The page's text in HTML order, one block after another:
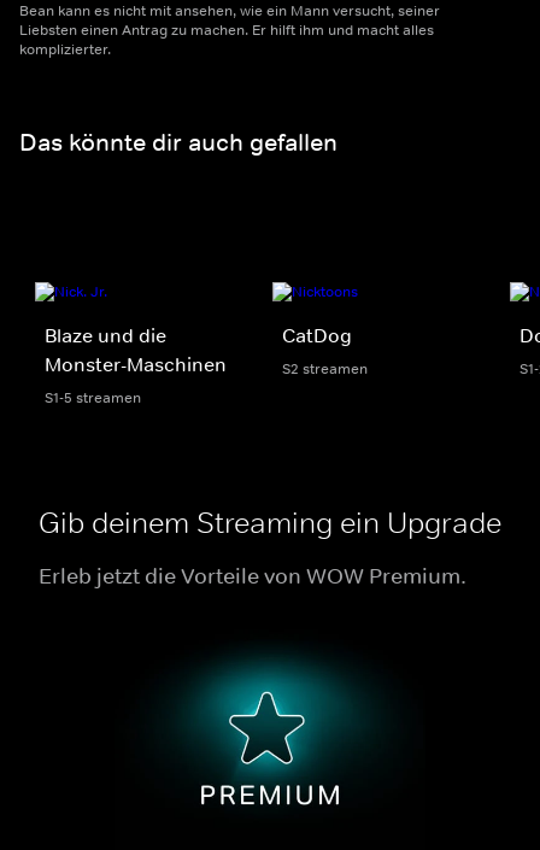
Bean kann es nicht mit ansehen, wie ein Mann versucht, seiner
Liebsten einen Antrag zu machen. Er hilft ihm und macht alles
komplizierter.
Das könnte dir auch gefallen
Blaze und die
Monster-Maschinen
S1-5 streamen
CatDog
S2 streamen
Gib deinem Streaming ein Upgrade
Erleb jetzt die Vorteile von WOW Premium.